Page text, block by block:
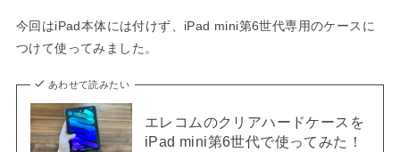
今回はiPad本体には付けず、iPad mini第6世代専用のケースに
つけて使ってみました。
あわせて読みたい
エレコムのクリアハードケースを
iPad mini第6世代で使ってみた！